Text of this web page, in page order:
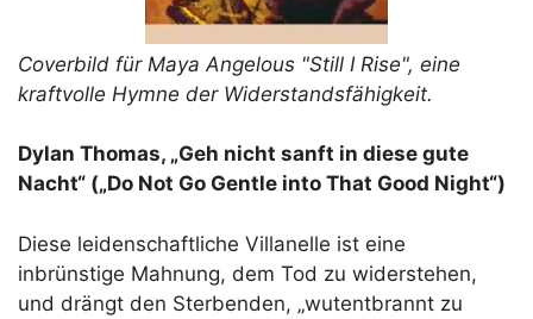
Coverbild für Maya Angelous "Still I Rise", eine
kraftvolle Hymne der Widerstandsfähigkeit.
Dylan Thomas, „Geh nicht sanft in diese gute
Nacht“ („Do Not Go Gentle into That Good Night“)
Diese leidenschaftliche Villanelle ist eine
inbrünstige Mahnung, dem Tod zu widerstehen,
und drängt den Sterbenden, „wutentbrannt zu